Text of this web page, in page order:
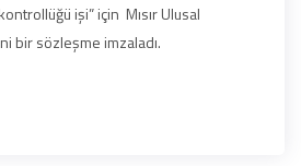
işi” için Mısır Ulusal
bir sözleşme imzaladı.